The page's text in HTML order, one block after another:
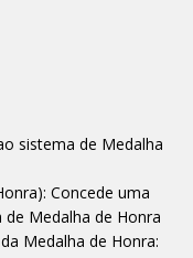
sistema de Medalha
Concede uma
Medalha de Honra
Medalha de Honra: